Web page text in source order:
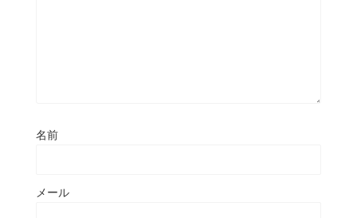
名前
メール